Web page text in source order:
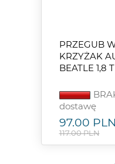
PRZEGUB
KRZYŻAK
BEATLE 1,8 T
dostawę
97.00 PLN
117.00 PLN